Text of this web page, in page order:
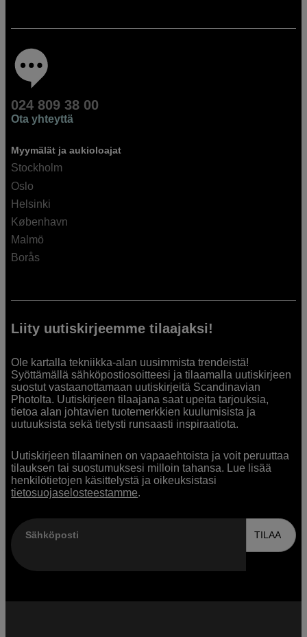
024 809 38 00
Ota yhteyttä
Myymälät ja aukioloajat
Stockholm
Oslo
Helsinki
København
Malmö
Borås
Liity uutiskirjeemme tilaajaksi!
Ole kartalla tekniikka-alan uusimmista trendeistä!
Syöttämällä sähköpostiosoitteesi ja tilaamalla uutiskirjeen
suostut vastaanottamaan uutiskirjeitä Scandinavian
Photolta. Uutiskirjeen tilaajana saat upeita tarjouksia,
tietoa alan johtavien tuotemerkkien kuulumisista ja
uutuuksista sekä tietysti runsaasti inspiraatiota.
Uutiskirjeen tilaaminen on vapaaehtoista ja voit peruuttaa
tilauksen tai suostumuksesi milloin tahansa. Lue lisää
henkilötietojen käsittelystä ja oikeuksistasi
tietosuojaselosteestamme.
Sähköposti TILAA